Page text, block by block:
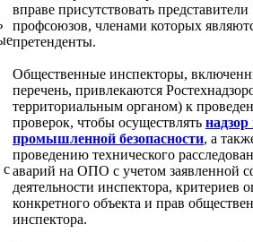
вправе присутствовать представители
профсоюзов, членами которых
претенденты.
Общественные инспекторы,
перечень, привлекаются
территориальным органом) к
проверок, чтобы осуществлять надзор
промышленной безопасности, а
проведению технического
аварий на ОПО с учетом заявленной
деятельности инспектора, критериев
конкретного объекта и прав
инспектора.